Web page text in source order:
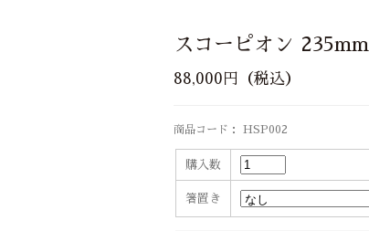
スコーピオン 235mm
88,000円（税込）
商品コード： HSP002
購入数
箸置き